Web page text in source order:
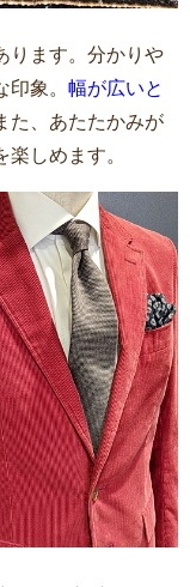
ります。分かりや
印象。 幅が広いと
た、あたたかみが
しめます。